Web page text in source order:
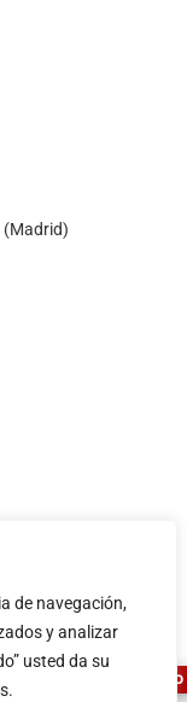
de navegación,
y analizar
usted da su
(Madrid)
ASESOR FERRETERO